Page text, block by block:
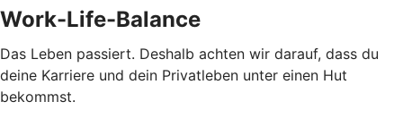
Work-Life-Balance
Das Leben passiert. Deshalb achten wir darauf, dass du
deine Karriere und dein Privatleben unter einen Hut
bekommst.